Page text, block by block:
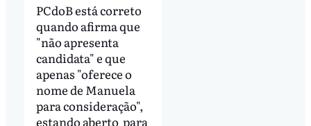
PCdoB está correto
quando afirma que
"não apresenta
candidata" e que
apenas "oferece o
nome de Manuela
para consideração",
estando aberto para